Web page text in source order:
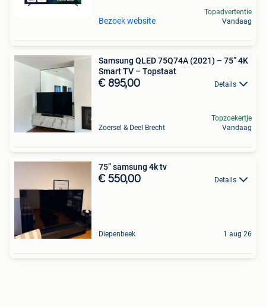
Bezoek website
Topadvertentie
Vandaag
Samsung QLED 75Q74A (2021) – 75” 4K
Smart TV – Topstaat
€ 895,00 Details
Zoersel & Deel Brecht
Topzoekertje
Vandaag
75” samsung 4k tv
€ 550,00 Details
Diepenbeek 1 aug 26